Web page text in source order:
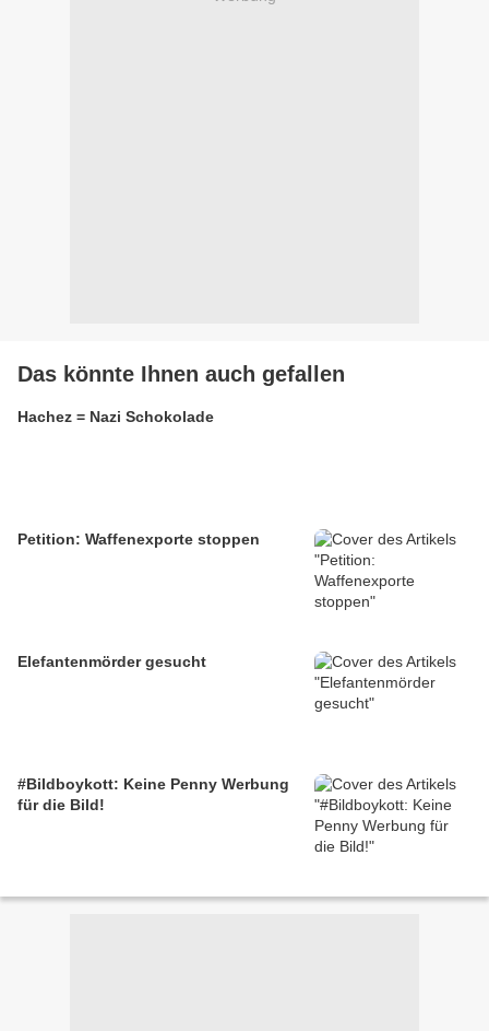
Das könnte Ihnen auch gefallen
Hachez = Nazi Schokolade
Petition: Waffenexporte stoppen
Elefantenmörder gesucht
#Bildboykott: Keine Penny Werbung
für die Bild!